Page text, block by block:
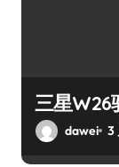
三星W26
dawei 3